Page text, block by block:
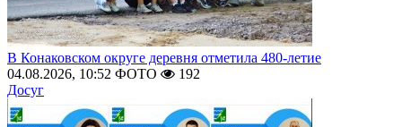
В Конаковском округе деревня отметила 480-летие
04.08.2026, 10:52 ФОТО
192
Досуг